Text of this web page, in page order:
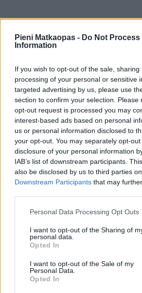
Pieni Matkaopas - Do Not Process
Information
If you wish to opt-out of the sale,
processing of your personal or sensitive
targeted advertising by us, please use
section to confirm your selection. Please
opt-out request is processed you may
interest-based ads based on personal
us or personal information disclosed to
your opt-out. You may separately opt-
disclosure of your personal information
IAB’s list of downstream participants.
also be disclosed by us to third parties
Downstream Participants that may
Personal Data Processing Opt Outs
I want to opt-out of the Sharing of
personal data.
Opted In
I want to opt-out of the Sale of my
Personal Data.
Opted In
Sadepäivien määärä
aikaisempina vuosina
7 kpl
13 kpl
Entä muut kuukaudet? Miten